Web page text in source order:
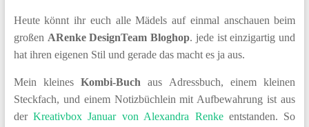
Heute könnt ihr euch alle Mädels auf einmal anschauen beim
großen ARenke DesignTeam Bloghop. jede ist einzigartig und
hat ihren eigenen Stil und gerade das macht es ja aus.
Mein kleinesKombi-Buch aus Adressbuch, einem kleinen
Steckfach, und einem Notizbüchlein mit Aufbewahrung ist aus
derKreativbox Januar von Alexandra Renkeentstanden. So